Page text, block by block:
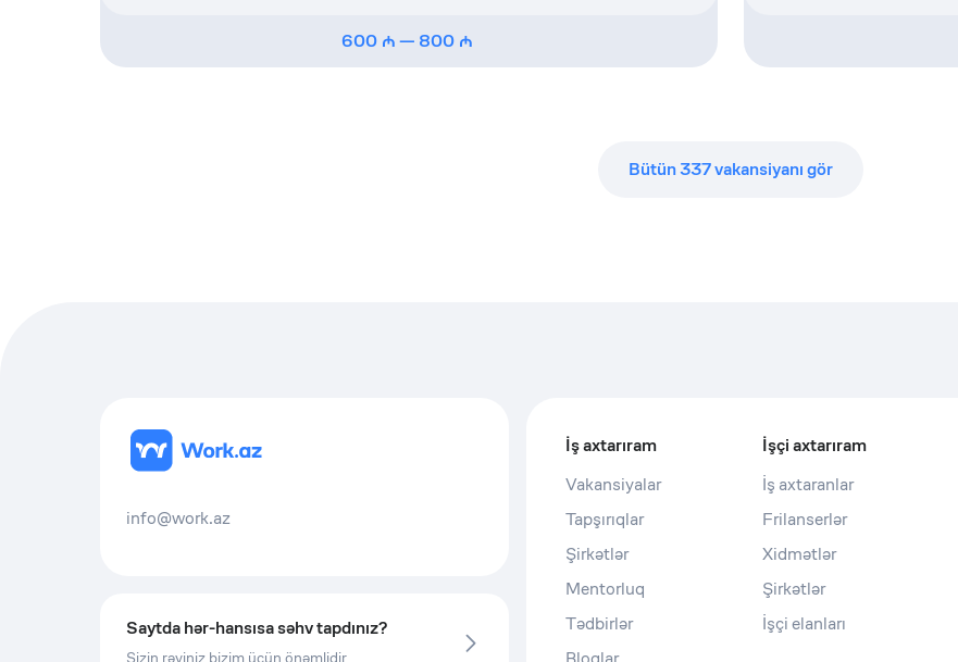
600 — 800
Bütün337vakansiyanı gör
info@work.az
Saytda hər-hansısa səhv tapdınız?
Sizin rəyiniz bizim üçün önəmlidir
İş axtarıram
Vakansiyalar
Tapşırıqlar
Şirkətlər
Mentorluq
Tədbirlər
İşçi axtarıram
İş axtaranlar
Frilanserlər
Xidmətlər
Şirkətlər
İşçi elanları